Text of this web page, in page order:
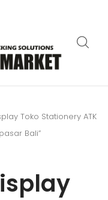
Toko Stationery ATK
Bali”